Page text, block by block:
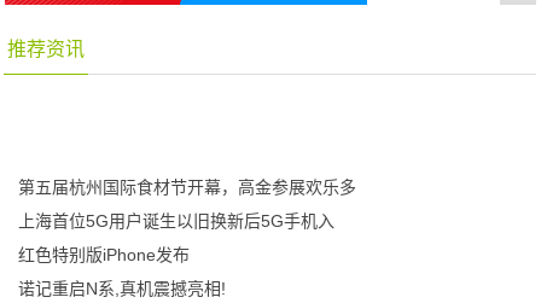
推荐资讯
第五届杭州国际食材节开幕，高金参展欢乐多
上海首位5G用户诞生以旧换新后5G手机入
红色特别版iPhone发布
诺记重启N系,真机震撼亮相!